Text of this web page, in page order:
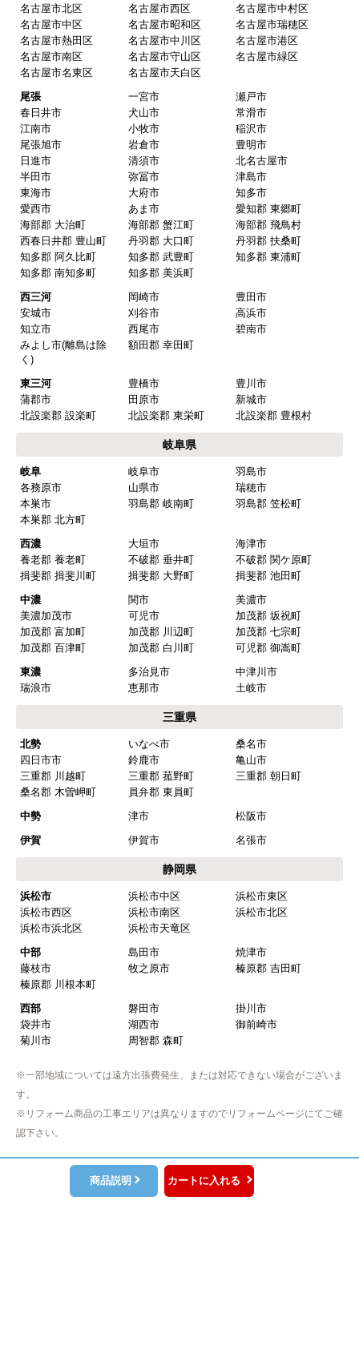
ピングーヒサコさん
2025年10月30日 14:53
欲しい商品をスムーズに注文できましたか？
ショップからの連絡や対応は適切でしたか？
予定の期日までに商品が届きましたか？
商品の梱包は必要十分なものでしたか？
はい
【注文商品】換気扇・レンジフー
【このショップを選んだ理由は？】
た
【注文からどのくらいで届きましたか？】
【その他感想・コメント】
マークレさん
2025年10月10日 21:04
欲しい商品をスムーズに注文できましたか？
ショップからの連絡や対応は適切でしたか？
予定の期日までに商品が届きましたか？
はい
商品の梱包は必要十分なものでしたか？
【注文商品】浄水器・整水器 【注文時
期】2025年07月頃（モバイルから）
【このショップを選んだ理由は？】
近隣で安く、評判が良かったため
【注文からどのくらいで届きましたか？】
取付工事の数日前に調整して届けてくれた
作業をされた方はスムーズで親切でした
そふとくりーむまんさん
2025年9月13日 08:10
商品説明 カートに入れる
名古屋市北区
名古屋市西区
名古屋市中村区
名古屋市中区
名古屋市昭和区
名古屋市瑞穂区
名古屋市熱田区
名古屋市中川区
名古屋市港区
名古屋市南区
名古屋市守山区
名古屋市緑区
名古屋市名東区
名古屋市天白区
尾張
一宮市
瀬戸市
春日井市
犬山市
常滑市
江南市
小牧市
稲沢市
尾張旭市
岩倉市
豊明市
日進市
清須市
北名古屋市
半田市
弥冨市
津島市
東海市
大府市
知多市
愛西市
あま市
愛知郡 東郷町
海部郡 大治町
海部郡 蟹江町
海部郡 飛鳥村
西春日井郡 豊山町
丹羽郡 大口町
丹羽郡 扶桑町
知多郡 阿久比町
知多郡 武豊町
知多郡 東浦町
知多郡 南知多町
知多郡 美浜町
西三河
岡崎市
豊田市
安城市
刈谷市
高浜市
知立市
西尾市
碧南市
みよし市(離島は除
く)
額田郡 幸田町
東三河 豊橋市
豊川市
蒲郡市
田原市
新城市
北設楽郡 設楽町
北設楽郡 東栄町 北設楽郡 豊根村
岐阜県
岐阜 岐阜市
羽島市
各務原市
山県市
瑞穂市
本巣市
羽島郡 岐南町
羽島郡 笠松町
本巣郡 北方町
西濃
大垣市
海津市
養老郡 養老町
不破郡 垂井町
不破郡 関ケ原町
揖斐郡 揖斐川町
揖斐郡 大野町
揖斐郡 池田町
中濃
関市
美濃市
美濃加茂市
可児市
加茂郡 坂祝町
加茂郡 富加町
加茂郡 川辺町
加茂郡 七宗町
加茂郡 百津町
加茂郡 白川町
可児郡 御嵩町
東濃
多治見市
中津川市
瑞浪市
恵那市 土岐市
三重県
北勢 いなべ市
桑名市
四日市市
鈴鹿市
亀山市
三重郡 川越町
三重郡 菰野町
三重郡 朝日町
桑名郡 木曽岬町
員弁郡 東員町
中勢
津市
松阪市
伊賀
伊賀市 名張市
静岡県
浜松市 浜松市中区
浜松市東区
浜松市西区
浜松市南区
浜松市北区
浜松市浜北区
浜松市天竜区
中部
島田市
焼津市
藤枝市
牧之原市
榛原郡 吉田町
榛原郡 川根本町
西部
磐田市
掛川市
袋井市
湖西市
御前崎市
菊川市
周智郡 森町
※一部地域については遠方出張費発生、または対応できない場合がございま
す。
※リフォーム商品の工事エリアは異なりますのでリフォームページにてご確
認下さい。